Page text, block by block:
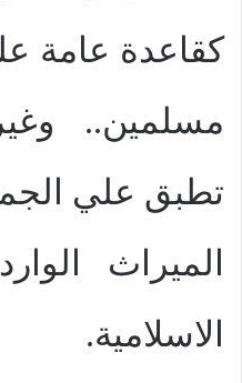
كقاعدة عامة
مسلمين..
تطبق علي
الميراث
الاسلامية.